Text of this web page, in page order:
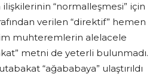
“normalleşmesi” için
verilen “direktif” hemen
muhteremlerin alelacele
metni de yeterli bulunmadı.
“ağababaya” ulaştırıldı